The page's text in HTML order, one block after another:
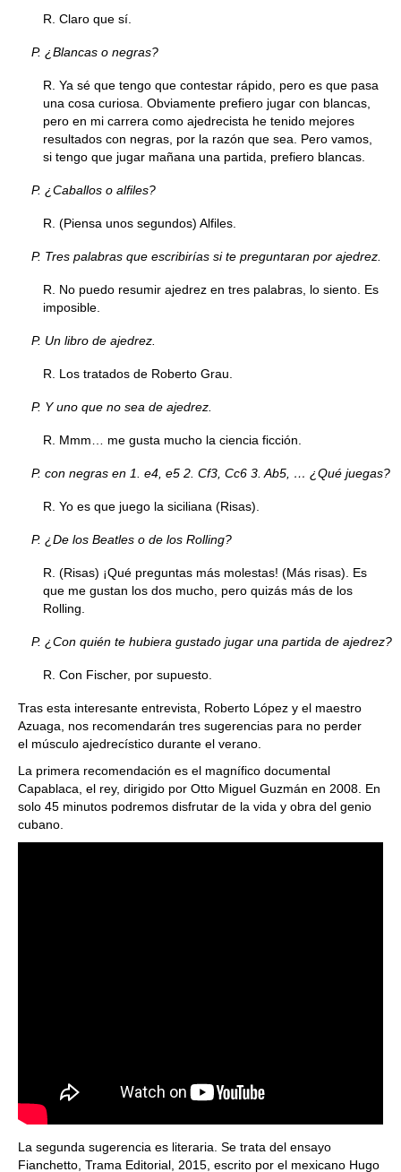
R. Claro que sí.
P. ¿Blancas o negras?
R. Ya sé que tengo que contestar rápido, pero es que pasa
una cosa curiosa. Obviamente prefiero jugar con blancas,
pero en mi carrera como ajedrecista he tenido mejores
resultados con negras, por la razón que sea. Pero vamos,
si tengo que jugar mañana una partida, prefiero blancas.
P. ¿Caballos o alfiles?
R. (Piensa unos segundos) Alfiles.
P. Tres palabras que escribirías si te preguntaran por ajedrez.
R. No puedo resumir ajedrez en tres palabras, lo siento. Es
imposible.
P. Un libro de ajedrez.
R. Los tratados de Roberto Grau.
P. Y uno que no sea de ajedrez.
R. Mmm… me gusta mucho la ciencia ficción.
P. con negras en 1. e4, e5 2. Cf3, Cc6 3. Ab5, … ¿Qué juegas?
R. Yo es que juego la siciliana (Risas).
P. ¿De los Beatles o de los Rolling?
R. (Risas) ¡Qué preguntas más molestas! (Más risas). Es
que me gustan los dos mucho, pero quizás más de los
Rolling.
P. ¿Con quién te hubiera gustado jugar una partida de ajedrez?
R. Con Fischer, por supuesto.
Tras esta interesante entrevista, Roberto López y el maestro
Azuaga, nos recomendarán tres sugerencias para no perder
el músculo ajedrecístico durante el verano.
La primera recomendación es el magnífico documental
Capablaca, el rey, dirigido por Otto Miguel Guzmán en 2008. En
solo 45 minutos podremos disfrutar de la vida y obra del genio
cubano.
La segunda sugerencia es literaria. Se trata del ensayo
Fianchetto, Trama Editorial, 2015, escrito por el mexicano Hugo